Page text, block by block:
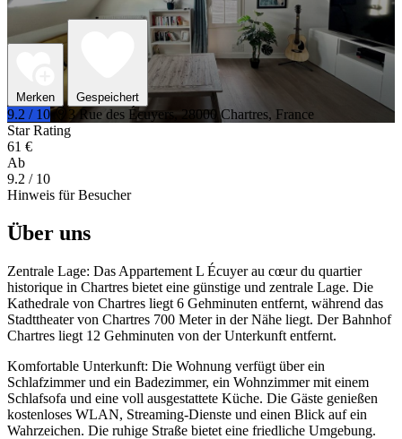
Merken Gespeichert
9.2 / 10
3 Rue des Écuyers, 28000 Chartres, France
Star Rating
61 €
Ab
9.2 / 10
Hinweis für Besucher
Über uns
Zentrale Lage: Das Appartement L Écuyer au cœur du quartier
historique in Chartres bietet eine günstige und zentrale Lage. Die
Kathedrale von Chartres liegt 6 Gehminuten entfernt, während das
Stadttheater von Chartres 700 Meter in der Nähe liegt. Der Bahnhof
Chartres liegt 12 Gehminuten von der Unterkunft entfernt.
Komfortable Unterkunft: Die Wohnung verfügt über ein
Schlafzimmer und ein Badezimmer, ein Wohnzimmer mit einem
Schlafsofa und eine voll ausgestattete Küche. Die Gäste genießen
kostenloses WLAN, Streaming-Dienste und einen Blick auf ein
Wahrzeichen. Die ruhige Straße bietet eine friedliche Umgebung.